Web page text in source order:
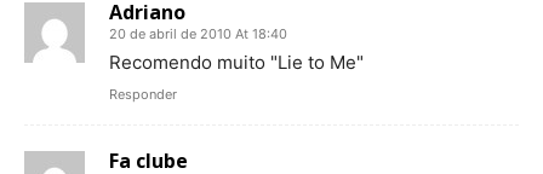
Adriano
20 de abril de 2010 At 18:40
Recomendo muito "Lie to Me"
Responder
Fa clube